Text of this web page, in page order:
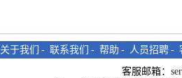
关于我们 - 联系我们 - 帮助 - 人员招聘 -
客服邮箱：